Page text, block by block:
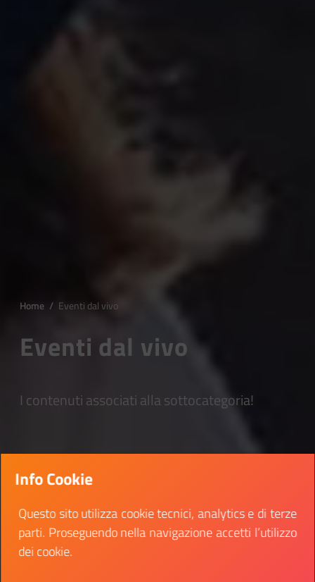
Home / Eventi dal vivo
Eventi dal vivo
I contenuti associati alla sottocategoria!
Info Cookie
Questo sito utilizza cookie tecnici, analytics e di terze
parti. Proseguendo nella navigazione accetti l’utilizzo
dei cookie.